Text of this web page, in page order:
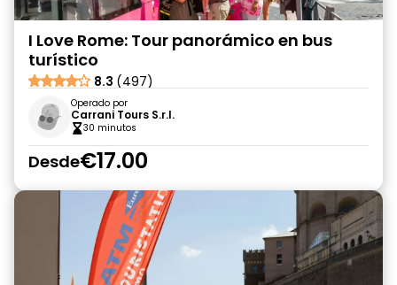
I Love Rome: Tour panorámico en bus
turístico
8.3 (497)
Operado por
Carrani Tours S.r.l.
30 minutos
Desde€17.00